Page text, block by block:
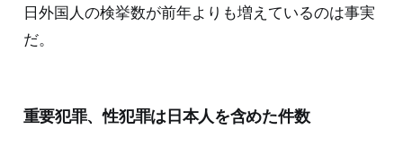
日外国人の検挙数が前年よりも増えているのは事実
だ。
重要犯罪、性犯罪は日本人を含めた件数